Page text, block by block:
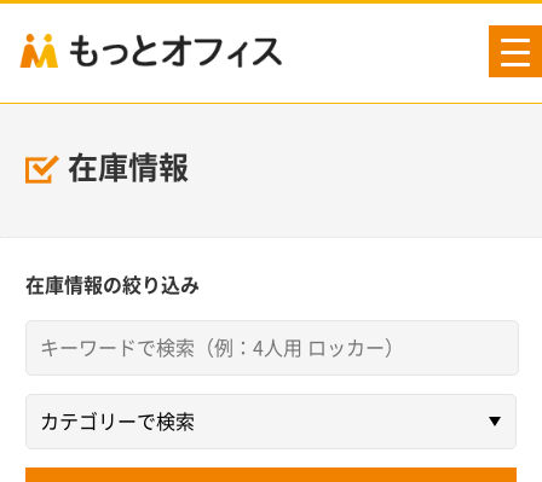
在庫情報
在庫情報の絞り込み